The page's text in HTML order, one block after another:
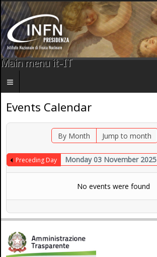
Main menu it-IT
Events Calendar
By Month Jump to month
Preceding Day Monday 03 November 2025
No events were found